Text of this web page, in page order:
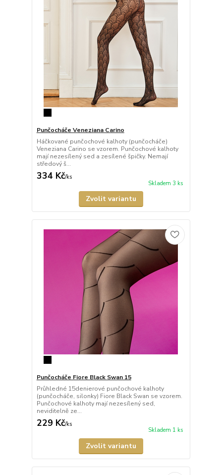
Punčocháče Veneziana Carino
Háčkované punčochové kalhoty (punčocháče)
Veneziana Carino se vzorem. Punčochové kalhoty
mají nezesílený sed a zesílené špičky. Nemají
středový š...
334 Kč/ks
Skladem 3 ks
Zvolit variantu
Punčocháče Fiore Black Swan 15
Průhledné 15denierové punčochové kalhoty
(punčocháče, silonky) Fiore Black Swan se vzorem.
Punčochové kalhoty mají nezesílený sed,
neviditelně ze...
229 Kč/ks
Skladem 1 ks
Zvolit variantu